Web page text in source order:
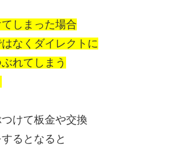
しまった場合
なくダイレクトに
れてしまう
けて板金や交換
るとなると